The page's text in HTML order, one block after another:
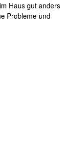
Haus gut anders
Probleme und